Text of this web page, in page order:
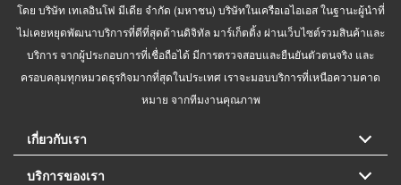
โดย บริษัท เทเลอินโฟ มีเดีย จำกัด (มหาชน) บริษัทในเครือเอไอเอส ในฐานะผู้นำที่
ไม่เคยหยุดพัฒนาบริการที่ดีที่สุดด้านดิจิทัล มาร์เก็ตติ้ง ผ่านเว็บไซต์รวมสินค้าและ
บริการ จากผู้ประกอบการที่เชื่อถือได้ มีการตรวจสอบและยืนยันตัวตนจริง และ
ครอบคลุมทุกหมวดธุรกิจมากที่สุดในประเทศ เราจะมอบบริการที่เหนือความคาด
หมาย จากทีมงานคุณภาพ
เกี่ยวกับเรา
บริการของเรา